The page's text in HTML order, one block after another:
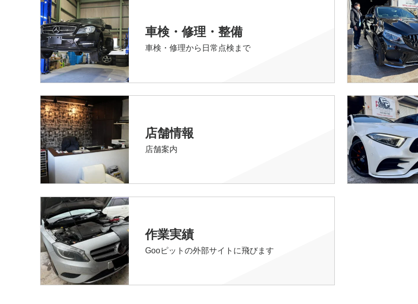
車検・修理・整備
車検・修理から日常点検まで
店舗情報
店舗案内
作業実績
Gooピットの外部サイトに飛びます